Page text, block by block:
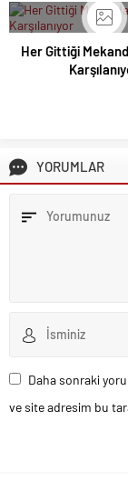
Her Gittiği
YORUMLAR
Daha sonraki
ve site adresim bu